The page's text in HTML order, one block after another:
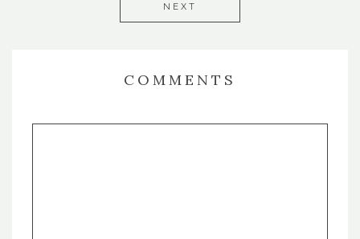
NEXT
COMMENTS